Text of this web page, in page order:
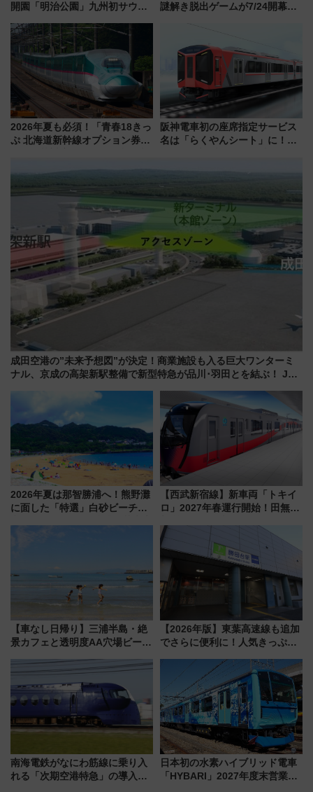
開園「明治公園」九州初サウナ
品グルメ登場で駅前の過ごし方
はどう変わる？
謎解き脱出ゲームが7/24開幕！
2026年夏も必須！「青春18きっ
ぷ 北海道新幹線オプション券」
阪神電車初の座席指定サービス
名は「らくやんシート」に！新
成田空港の”未来予想図”が決定！商業施設も入る巨大ワンターミ
ナル、京成の高架新駅整備で新型特急が品川･羽田とを結ぶ！ JR
2026年夏は那智勝浦へ！熊野灘
に面した「特選」白砂ビーチは
会」は8月11日開催！
【西武新宿線】新車両「トキイ
ロ」2027年春運行開始！田無・
「第2弾」も
【車なし日帰り】三浦半島・絶
景カフェと透明度AA穴場ビーチ
用してストレスフリー旅へ行こ
【2026年版】東葉高速線も追加
でさらに便利に！人気きっぷ
今年も発売 秋・早春に千葉県を
巡るなら使い勝手・コスパ抜群
南海電鉄がなにわ筋線に乗り入
れる「次期空港特急」の導入を
日本初の水素ハイブリッド電車
「HYBARI」2027年度末営業運